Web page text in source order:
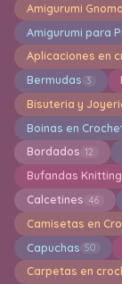
Amigurumi Gnomo
Amigurumi para
Aplicaciones en
Bermudas 3
Bisuteria y
Boinas en
Bordados 12
Bufandas Knitting
Calcetines 46
Camisetas en
Capuchas 50
Carpetas en